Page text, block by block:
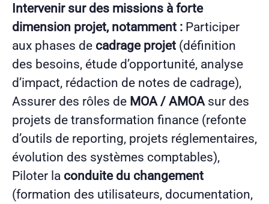
Intervenir sur des missions à forte
dimension projet, notamment : Participer
aux phases de cadrage projet (définition
des besoins, étude d’opportunité, analyse
d’impact, rédaction de notes de cadrage),
Assurer des rôles de MOA / AMOAsur des
projets de transformation finance (refonte
d’outils de reporting, projets réglementaires,
évolution des systèmes comptables),
Piloter la conduite du changement
(formation des utilisateurs, documentation,